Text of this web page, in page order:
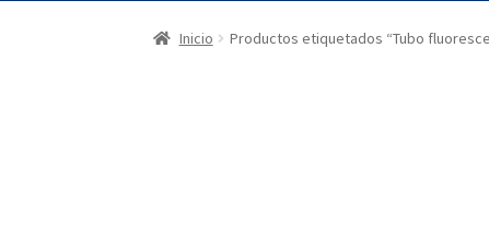
Inicio Productos etiquetados “Tubo